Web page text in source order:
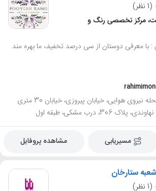
(1 نظر)
مرکز تخصصی رنگ و
: با معرفی دوستان از سی درصد تخفیف ما بهره مند
تهران، منطقه 13، محله نیروی هوایی، خیابان پیروزی، خیابان 30 متری
درب مشکی، طبقه اول
مسیریابی مشاهده پروفایل
شعبه ستارخان
(1 نظر)